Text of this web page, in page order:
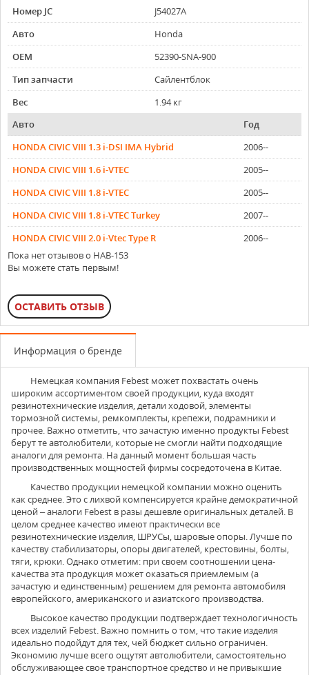
Номер JC
J54027A
Авто
Honda
OEM
52390-SNA-900
Тип запчасти
Сайлентблок
Вес
1.94 кг
Авто
Год
HONDA CIVIC VIII 1.3 i-DSI IMA Hybrid
2006--
HONDA CIVIC VIII 1.6 i-VTEC
2005--
HONDA CIVIC VIII 1.8 i-VTEC
2005--
HONDA CIVIC VIII 1.8 i-VTEC Turkey
2007--
HONDA CIVIC VIII 2.0 i-Vtec Type R
2006--
Пока нет отзывов о HAB-153
Вы можете стать первым!
ОСТАВИТЬ ОТЗЫВ
Информация о бренде
Немецкая компания Febest может похвастать очень
широким ассортиментом своей продукции, куда входят
резинотехнические изделия, детали ходовой, элементы
тормозной системы, ремкомплекты, крепежи, подрамники и
прочее. Важно отметить, что зачастую именно продукты Febest
берут те автолюбители, которые не смогли найти подходящие
аналоги для ремонта. На данный момент большая часть
производственных мощностей фирмы сосредоточена в Китае.
Качество продукции немецкой компании можно оценить
как среднее. Это с лихвой компенсируется крайне демократичной
ценой – аналоги Febest в разы дешевле оригинальных деталей. В
целом среднее качество имеют практически все
резинотехнические изделия, ШРУСы, шаровые опоры. Лучше по
качеству стабилизаторы, опоры двигателей, крестовины, болты,
тяги, крюки. Однако отметим: при своем соотношении цена-
качества эта продукция может оказаться приемлемым (а
зачастую и единственным) решением для ремонта автомобиля
европейского, американского и азиатского производства.
Высокое качество продукции подтверждает технологичность
всех изделий Febest. Важно помнить о том, что такие изделия
идеально подойдут для тех, чей бюджет сильно ограничен.
Экономию лучше всего ощутят автолюбители, самостоятельно
обслуживающее свое транспортное средство и не привыкшие